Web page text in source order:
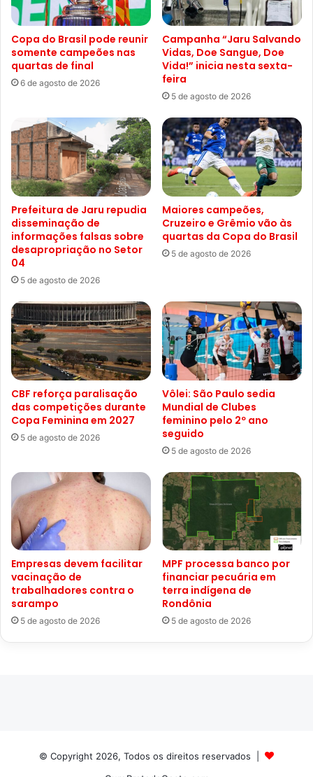
Copa do Brasil pode reunir
somente campeões nas
quartas de final
6 de agosto de 2026
Campanha “Jaru Salvando
Vidas, Doe Sangue, Doe
Vida!” inicia nesta sexta-
feira
5 de agosto de 2026
Prefeitura de Jaru repudia
disseminação de
informações falsas sobre
desapropriação no Setor
04
5 de agosto de 2026
Maiores campeões,
Cruzeiro e Grêmio vão às
quartas da Copa do Brasil
5 de agosto de 2026
CBF reforça paralisação
das competições durante
Copa Feminina em 2027
5 de agosto de 2026
Vôlei: São Paulo sedia
Mundial de Clubes
feminino pelo 2º ano
seguido
5 de agosto de 2026
Empresas devem facilitar
vacinação de
trabalhadores contra o
sarampo
5 de agosto de 2026
MPF processa banco por
financiar pecuária em
terra indígena de
Rondônia
5 de agosto de 2026
© Copyright 2026, Todos os direitos reservados |